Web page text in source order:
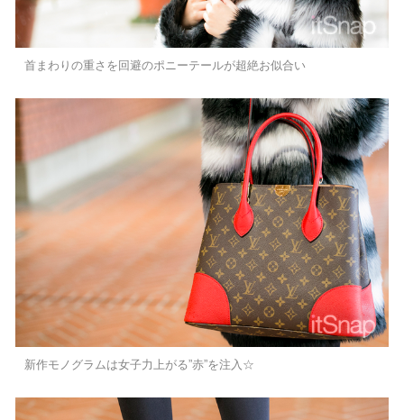
首まわりの重さを回避のポニーテールが超絶お似合い
新作モノグラムは女子力上がる”赤”を注入☆